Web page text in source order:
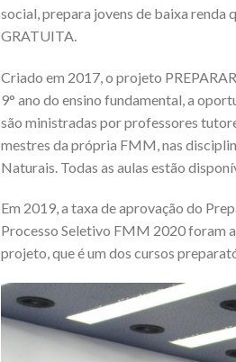
social, prepara jovens de baixa renda
GRATUITA.
Criado em 2017, o projeto
9° ano do ensino fundamental, a
são ministradas por professores
mestres da própria FMM, nas
Naturais. Todas as aulas estão
Em 2019, a taxa de aprovação do
Processo Seletivo FMM 2020 foram
projeto, que é um dos cursos